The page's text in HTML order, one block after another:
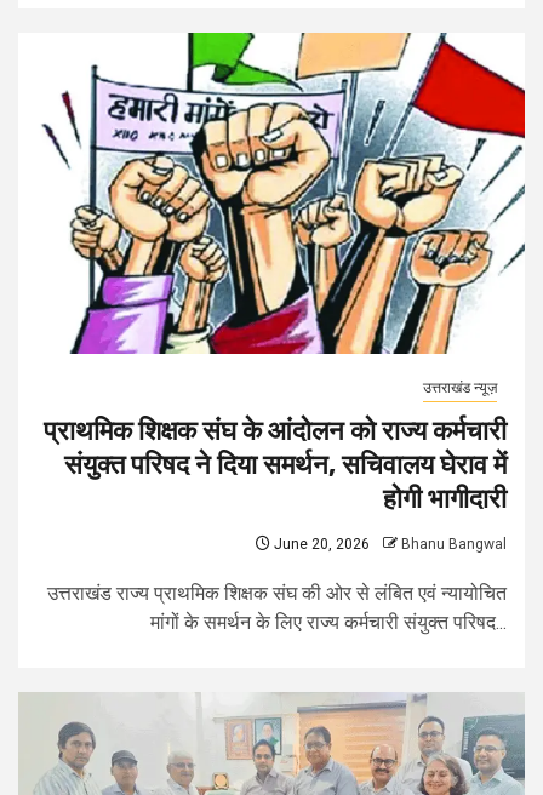
उत्तराखंड न्यूज़
प्राथमिक शिक्षक संघ के आंदोलन को राज्य कर्मचारी
संयुक्त परिषद ने दिया समर्थन, सचिवालय घेराव में
होगी भागीदारी
June 20, 2026 Bhanu Bangwal
उत्तराखंड राज्य प्राथमिक शिक्षक संघ की ओर से लंबित एवं न्यायोचित
मांगों के समर्थन के लिए राज्य कर्मचारी संयुक्त परिषद...